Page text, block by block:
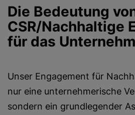
Die Bedeutung
CSR/Nachhaltige
für das
Unser Engagement für
nur eine unternehmerische
sondern ein grundlegender